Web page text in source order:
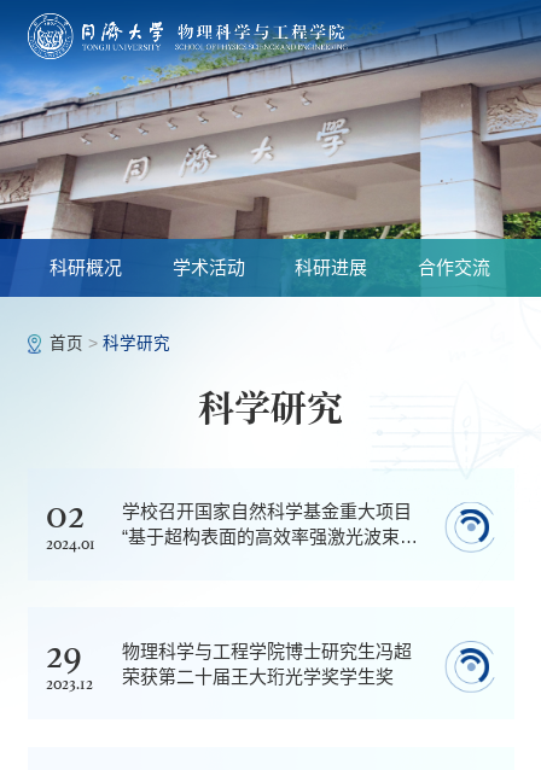
科研概况 学术活动 科研进展 合作交流
科学研究
首页 >科学研究
02
2024.01
学校召开国家自然科学基金重大项目
“基于超构表面的高效率强激光波束扫
29
2023.12
物理科学与工程学院博士研究生冯超
荣获第二十届王大珩光学奖学生奖